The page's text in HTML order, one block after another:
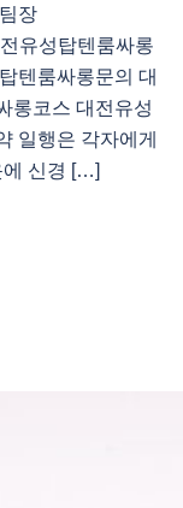
장
유성탑텐룸싸롱
텐룸싸롱문의 대
롱코스 대전유성
일행은 각자에게
에 신경 […]